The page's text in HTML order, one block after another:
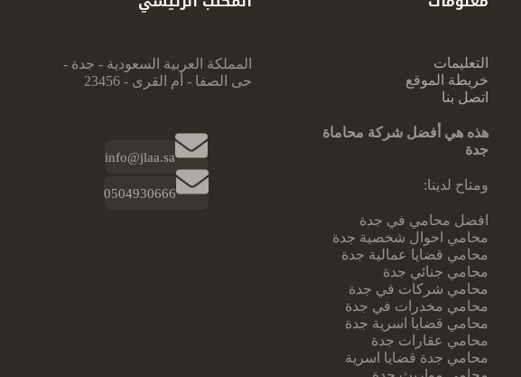
التعليمات
خريطة الموقع
اتصل بنا
هذه هي أفضل شركة محاماة
جدة
ومتاح لدينا:
افضل محامي في جدة
محامي احوال شخصية جدة
محامي قضايا عمالية جدة
محامي جنائي جدة
محامي شركات في جدة
محامي مخدرات في جدة
محامي قضايا اسرية جدة
محامي عقارات جدة
محامي جدة قضايا اسرية
المملكة العربية السعودية - جدة -
حى الصفا - أم القرى - 23456
info@jlaa.sa
0504930666